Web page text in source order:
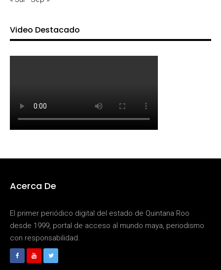
Video Destacado
Acerca De
El primer periódico digital del estado de Quintana Roo
desde 1999, portal de acceso al mundo maya, periodismo
con responsabilidad.